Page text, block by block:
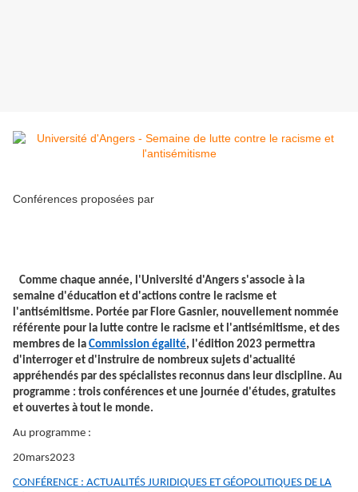
Conférences proposées par
Comme chaque année, l'Université d'Angers s'associe à la
semaine d'éducation et d'actions contre le racisme et
l'antisémitisme. Portée par Flore Gasnier, nouvellement nommée
référente pour la lutte contre le racisme et l'antisémitisme, et des
membres de la Commission égalité, l'édition 2023 permettra
d'interroger et d'instruire de nombreux sujets d'actualité
appréhendés par des spécialistes reconnus dans leur discipline. Au
programme : trois conférences et une journée d'études, gratuites
et ouvertes à tout le monde.
Au programme :
20mars2023
CONFÉRENCE : ACTUALITÉS JURIDIQUES ET GÉOPOLITIQUES DE LA